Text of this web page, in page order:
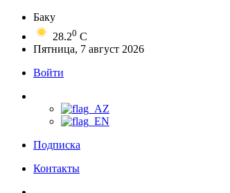
Баку
28.20 C
Пятница, 7 август 2026
Войти
Подписка
Контакты